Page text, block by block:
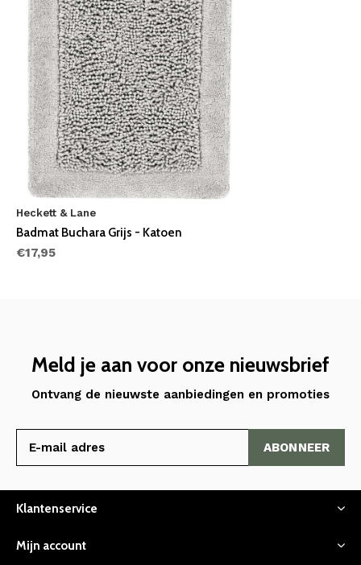
Heckett & Lane
Badmat Buchara Grijs - Katoen
€17,95
Meld je aan voor onze nieuwsbrief
Ontvang de nieuwste aanbiedingen en promoties
ABONNEER
Klantenservice
Mijn account